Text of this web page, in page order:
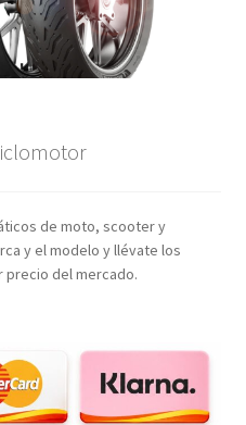
de moto, scooter y
y el modelo y llévate los
precio del mercado.